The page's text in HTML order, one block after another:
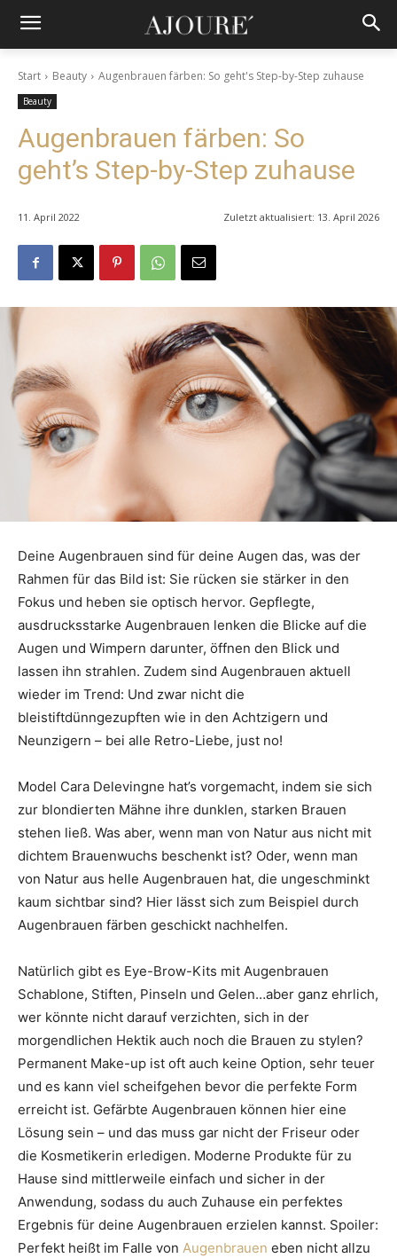
Start Beauty Augenbrauen färben: So geht's Step-by-Step zuhause
Beauty
Augenbrauen färben: So
geht’s Step-by-Step zuhause
11. April 2022 Zuletzt aktualisiert: 13. April 2026
Deine Augenbrauen sind für deine Augen das, was der
Rahmen für das Bild ist: Sie rücken sie stärker in den
Fokus und heben sie optisch hervor. Gepflegte,
ausdrucksstarke Augenbrauen lenken die Blicke auf die
Augen und Wimpern darunter, öffnen den Blick und
lassen ihn strahlen. Zudem sind Augenbrauen aktuell
wieder im Trend: Und zwar nicht die
bleistiftdünngezupften wie in den Achtzigern und
Neunzigern – bei alle Retro-Liebe, just no!
Model Cara Delevingne hat’s vorgemacht, indem sie sich
zur blondierten Mähne ihre dunklen, starken Brauen
stehen ließ. Was aber, wenn man von Natur aus nicht mit
dichtem Brauenwuchs beschenkt ist? Oder, wenn man
von Natur aus helle Augenbrauen hat, die ungeschminkt
kaum sichtbar sind? Hier lässt sich zum Beispiel durch
Augenbrauen färben geschickt nachhelfen.
Natürlich gibt es Eye-Brow-Kits mit Augenbrauen
Schablone, Stiften, Pinseln und Gelen…aber ganz ehrlich,
wer könnte nicht darauf verzichten, sich in der
morgendlichen Hektik auch noch die Brauen zu stylen?
Permanent Make-up ist oft auch keine Option, sehr teuer
und es kann viel scheifgehen bevor die perfekte Form
erreicht ist. Gefärbte Augenbrauen können hier eine
Lösung sein – und das muss gar nicht der Friseur oder
die Kosmetikerin erledigen. Moderne Produkte für zu
Hause sind mittlerweile einfach und sicher in der
Anwendung, sodass du auch Zuhause ein perfektes
Ergebnis für deine Augenbrauen erzielen kannst. Spoiler:
Perfekt heißt im Falle von Augenbrauen eben nicht allzu